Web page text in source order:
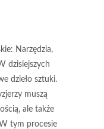
Narzędzia,
dzisiejszych
dzieło sztuki.
muszą
ale także
tym procesie